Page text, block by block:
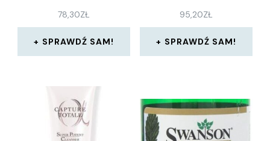
78,30ZŁ
SPRAWDŹ SAM!
95,20ZŁ
SPRAWDŹ SAM!